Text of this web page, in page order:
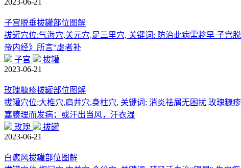
子宫脱垂拔罐部位图解
拔罐穴位:气海穴,关元穴,足三里穴, 关键词: 防治此病需趁早 子
帝内经》所言“虚者补
子宫
拔罐
2023-06-21
玫瑰糠疹拔罐部位图解
拔罐穴位:大椎穴,肩井穴,身柱穴, 关键词: 消炎祛屑无困扰 玫瑰糠
塞腠理而发病；或汗出当风，汗衣湿
玫瑰
拔罐
2023-06-21
白癜风拔罐部位图解